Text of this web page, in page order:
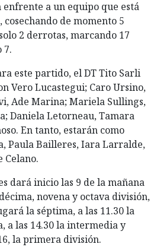
a un equipo que está
cosechando de momento 5
2 derrotas, marcando 17
7.
este partido, el DT Tito Sarli
Vero Lucastegui; Caro Ursino,
Ade Marina; Mariela Sullings,
Daniela Letorneau, Tamara
En tanto, estarán como
Paula Bailleres, Iara Larralde,
Celano.
dará inicio las 9 de la mañana
novena y octava división,
la séptima, a las 11.30 la
a las 14.30 la intermedia y
la primera división.